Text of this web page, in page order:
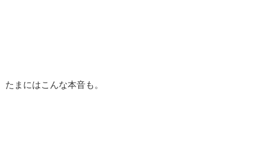
たまにはこんな本音も。